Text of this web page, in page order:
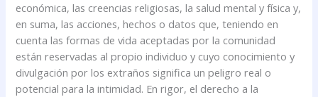
económica, las creencias religiosas, la salud mental y física y,
en suma, las acciones, hechos o datos que, teniendo en
cuenta las formas de vida aceptadas por la comunidad
están reservadas al propio individuo y cuyo conocimiento y
divulgación por los extraños significa un peligro real o
potencial para la intimidad. En rigor, el derecho a la